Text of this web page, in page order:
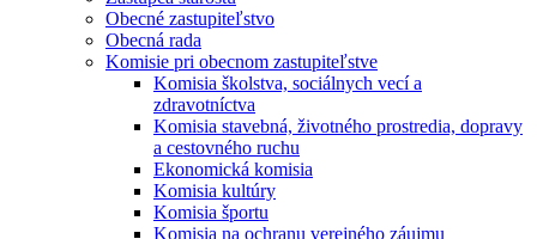
Obecné zastupiteľstvo
Obecná rada
Komisie pri obecnom zastupiteľstve
Komisia školstva, sociálnych vecí a
zdravotníctva
Komisia stavebná, životného prostredia, dopravy
a cestovného ruchu
Ekonomická komisia
Komisia kultúry
Komisia športu
Komisia na ochranu verejného záujmu